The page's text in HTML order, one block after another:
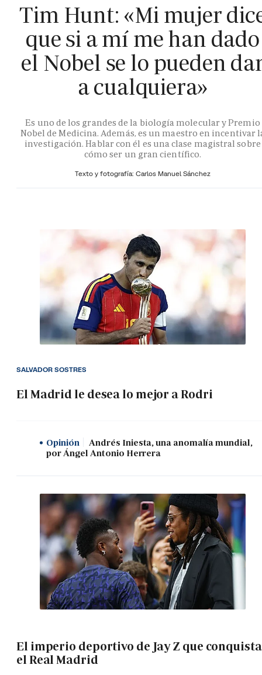
Tim Hunt: «Mi mujer
que si a mí me han dado
el Nobel se lo pueden
a cualquiera»
Es uno de los grandes de la biología molecular y Premio
Nobel de Medicina. Además, es un maestro en incentivar
investigación. Hablar con él es una clase magistral sobre
cómo ser un gran científico.
Texto y fotografía: Carlos Manuel Sánchez
El Madrid le desea lo mejor a Rodri
SALVADOR SOSTRES
Opinión
Andrés Iniesta, una anomalía mundial,
por Ángel Antonio Herrera
El imperio deportivo de Jay Z que conquista
el Real Madrid